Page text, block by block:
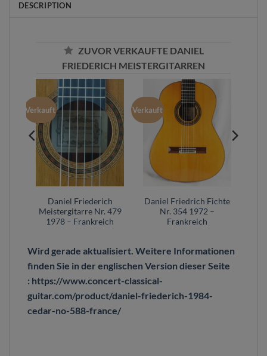
DESCRIPTION
ZUVOR VERKAUFTE DANIEL
FRIEDERICH MEISTERGITARREN
Verkauft
Daniel Friederich
Meistergitarre Nr. 479
1978 – Frankreich
Verkauft
Daniel Friedrich Fichte
Nr. 354 1972 –
Frankreich
Wird gerade aktualisiert. Weitere Informationen
finden Sie in der englischen Version dieser Seite
: https://www.concert-classical-
guitar.com/product/daniel-friederich-1984-
cedar-no-588-france/